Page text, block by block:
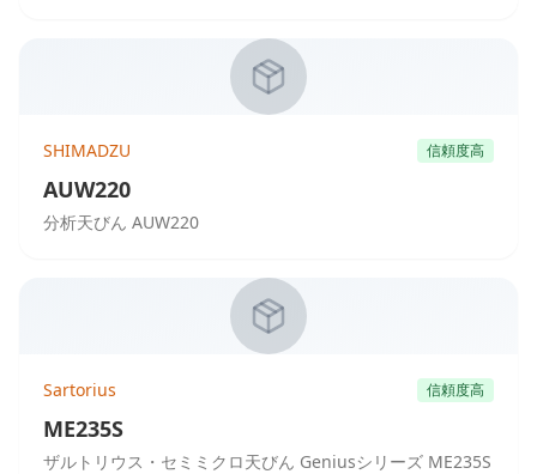
SHIMADZU 信頼度高
AUW220
分析天びん AUW220
Sartorius 信頼度高
ME235S
ザルトリウス・セミミクロ天びん Geniusシリーズ ME235S